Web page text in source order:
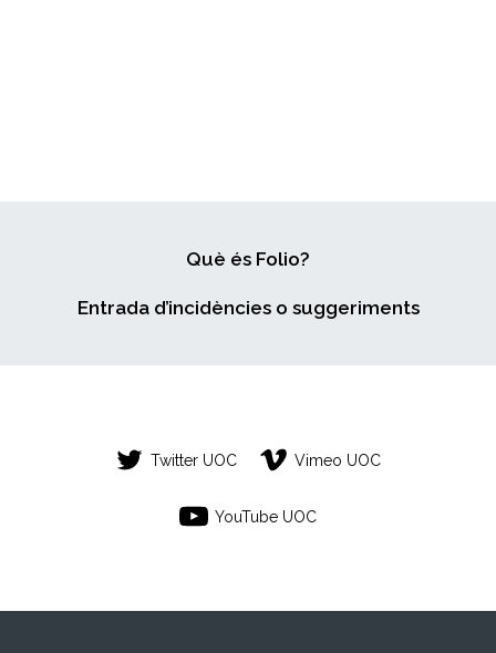
Què és Folio?
Entrada d’incidències o suggeriments
Twitter UOC Vimeo UOC
YouTube UOC